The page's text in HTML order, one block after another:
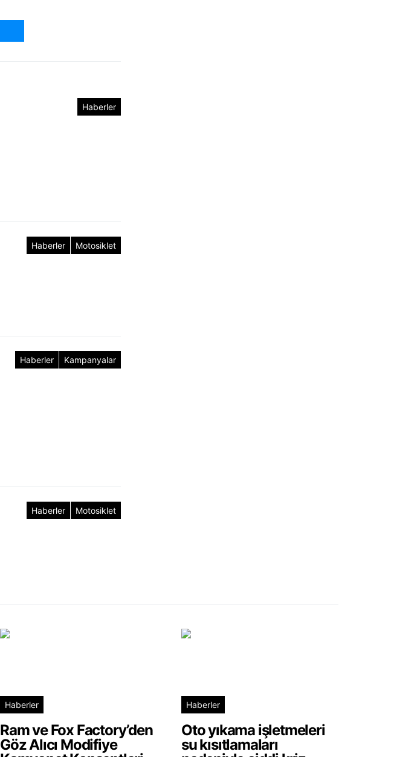
Haberler
Haberler Motosiklet
Haberler Kampanyalar
Haberler Motosiklet
Haberler
Ram ve Fox Factory’den
Göz Alıcı Modifiye
Haberler
Oto yıkama işletmeleri
su kısıtlamaları